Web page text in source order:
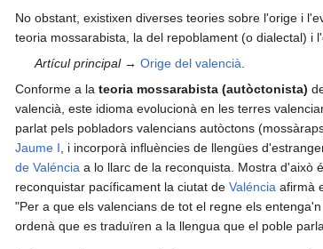
No obstant, existixen diverses teories sobre l'orige i
teoria mossarabista, la del repoblament (o dialectal) i
Artícul principal → Orige del valencià
Conforme a la teoria mossarabista (autòctonista)
valencià, este idioma evolucionà en les terres
parlat pels pobladors valencians autòctons
Jaume I , i incorporà influències de llengües
de Valéncia a lo llarc de la reconquista. Mostra d'això
reconquistar pacíficament la ciutat de Valéncia afirmà
"Per a que els valencians de tot el regne els
ordenà que es traduïren a la llengua que el poble